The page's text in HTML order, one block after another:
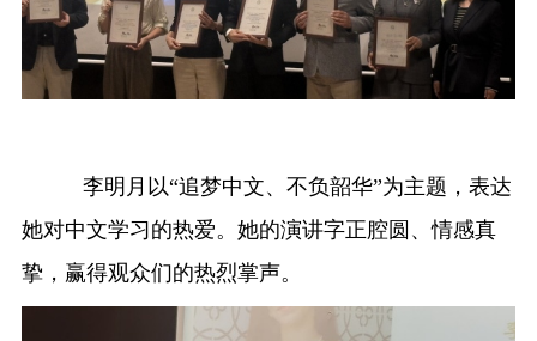
李明月以“追梦中文、不负韶华”为主题，表达
她对中文学习的热爱。她的演讲字正腔圆、情感真
挚，赢得观众们的热烈掌声。